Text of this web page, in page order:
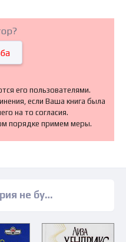
его пользователями.
если Ваша книга была
на то согласия.
порядке примем меры.
полные версии